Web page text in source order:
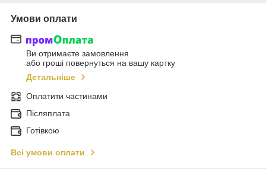
Умови оплати
Ви отримаєте замовлення
або гроші повернуться на вашу картку
Детальніше
Оплатити частинами
Післяплата
Готівкою
Всі умови оплати